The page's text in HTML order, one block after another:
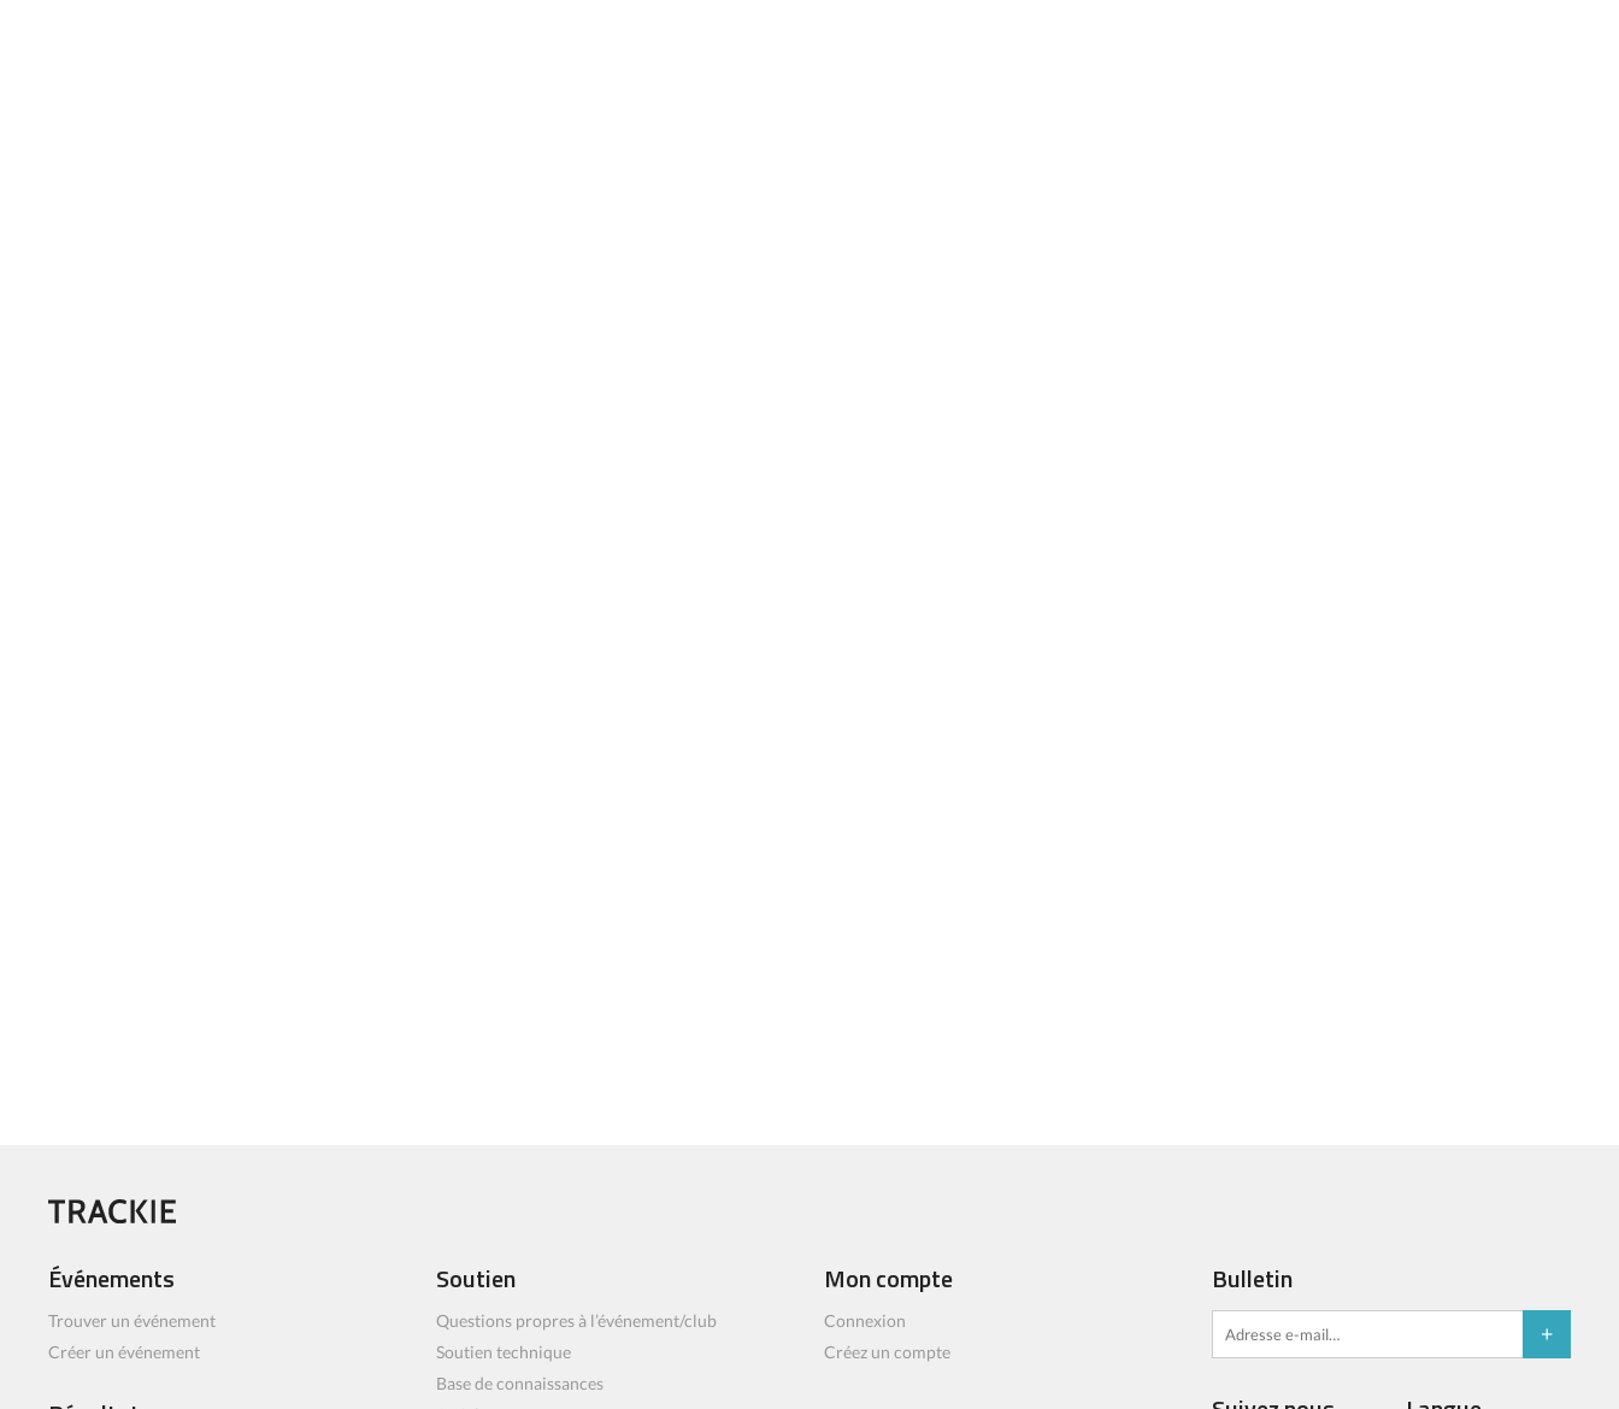
Événements
Trouver un événement
Créer un événement
Soutien
Questions propres à l’événement/club
Soutien technique
Base de connaissances
Mon compte
Connexion
Créez un compte
Bulletin